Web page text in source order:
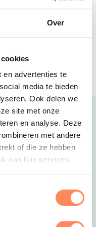
Over
en advertenties te
media te bieden
Ook delen we
site met onze
en analyse. Deze
met andere
of die ze hebben
van hun services.
op een
de natuur